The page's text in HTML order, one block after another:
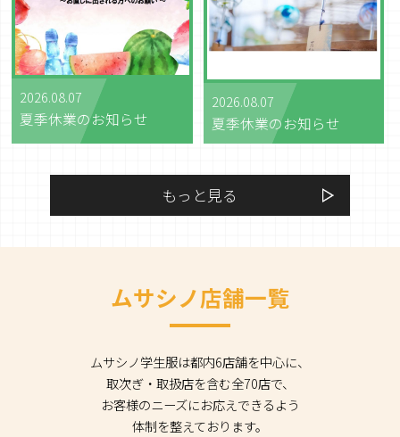
2026.08.07
夏季休業のお知らせ
2026.08.07
夏季休業のお知らせ
もっと見る
ムサシノ店舗一覧
ムサシノ学生服は都内6店舗を中心に、
取次ぎ・取扱店を含む全70店で、
お客様のニーズにお応えできるよう
体制を整えております。